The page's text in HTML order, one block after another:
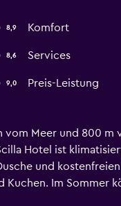
8,9 Komfort
8,6 Services
9,0 Preis-Leistung
Meer und 800 m
Hotel ist
und
Im Sommer
Scilla liegt nur 2